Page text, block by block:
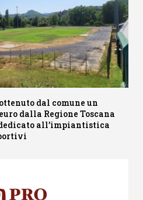
dal comune un
dalla Regione Toscana
all’impiantistica